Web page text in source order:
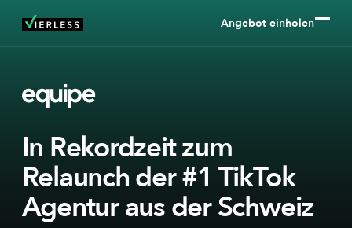
Angebot einholen
In Rekordzeit zum
Relaunch der #1 TikTok
Agentur aus der Schweiz